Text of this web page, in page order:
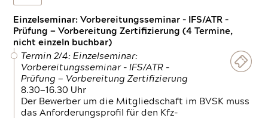
Einzelseminar: Vorbereitungsseminar - IFS/ATR -
Prüfung — Vorbereitung Zertifizierung (4 Termine,
nicht einzeln buchbar)
Termin 2/4: Einzelseminar:
Vorbereitungsseminar - IFS/ATR -
Prüfung — Vorbereitung Zertifizierung
8.30—16.30 Uhr
Der Bewerber um die Mitgliedschaft im BVSK muss
das Anforderungsprofil für den Kfz-